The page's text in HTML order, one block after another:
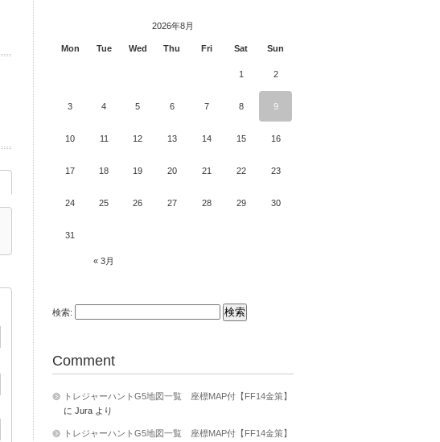
2026年8月
Mon Tue Wed Thu Fri Sat Sun
« 3月
1 2
3 4 5 6 7 8 9
10 11 12 13 14 15 16
17 18 19 20 21 22 23
24 25 26 27 28 29 30
31
検索:
Comment
トレジャーハントG5地図一覧 座標MAP付【FF14金策】
に Jura より
トレジャーハントG5地図一覧 座標MAP付【FF14金策】